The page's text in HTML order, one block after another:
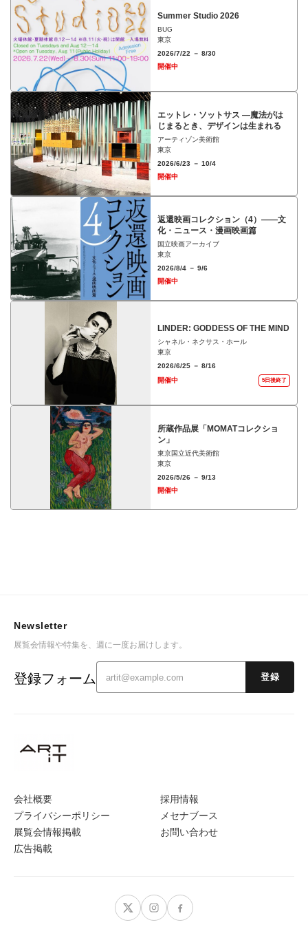
Summer Studio 2026
BUG
東京
2026/7/22 － 8/30
開催中
エットレ・ソットサス —魔法がは
じまるとき、デザインは生まれる
アーティゾン美術館
東京
2026/6/23 － 10/4
開催中
返還映画コレクション（4）――文
化・ニュース・漫画映画篇
国立映画アーカイブ
東京
2026/8/4 － 9/6
開催中
LINDER: GODDESS OF THE MIND
シャネル・ネクサス・ホール
東京
2026/6/25 － 8/16
開催中
5日後終了
所蔵作品展「MOMATコレクショ
ン」
東京国立近代美術館
東京
2026/5/26 － 9/13
開催中
会社概要
プライバシーポリシー
展覧会情報掲載
広告掲載
採用情報
メセナブース
お問い合わせ
Newsletter
展覧会情報や特集を、週に一度お届けします。
登録フォーム 登録